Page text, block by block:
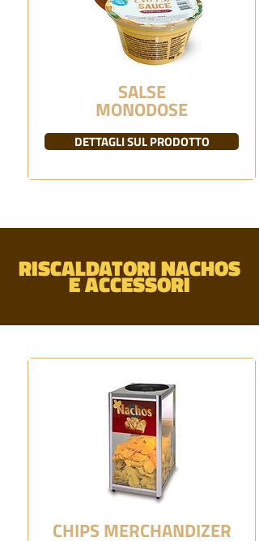
SALSE
MONODOSE
DETTAGLI SUL PRODOTTO
RISCALDATORI NACHOS
E ACCESSORI
CHIPS MERCHANDIZER